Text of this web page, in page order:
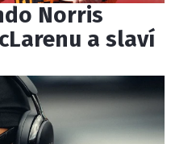
Norris
a slaví